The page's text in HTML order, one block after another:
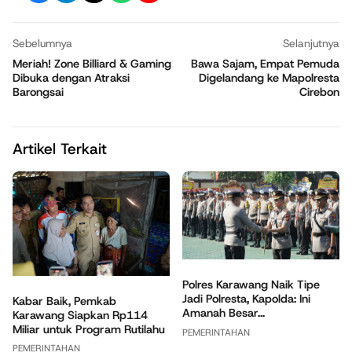
Sebelumnya
Meriah! Zone Billiard & Gaming
Dibuka dengan Atraksi
Barongsai
Selanjutnya
Bawa Sajam, Empat Pemuda
Digelandang ke Mapolresta
Cirebon
Artikel Terkait
Kabar Baik, Pemkab
Karawang Siapkan Rp114
Miliar untuk Program Rutilahu
PEMERINTAHAN
Polres Karawang Naik Tipe
Jadi Polresta, Kapolda: Ini
Amanah Besar...
PEMERINTAHAN